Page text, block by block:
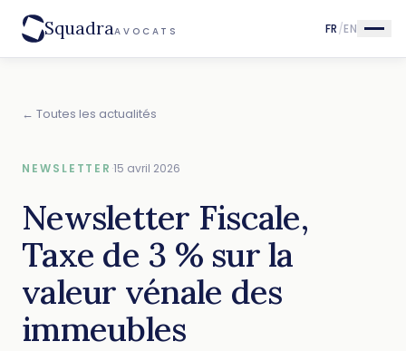
SquadraAVOCATS FR/EN
← Toutes les actualités
NEWSLETTER ·15 avril 2026
Newsletter Fiscale,
Taxe de 3 % sur la
valeur vénale des
immeubles